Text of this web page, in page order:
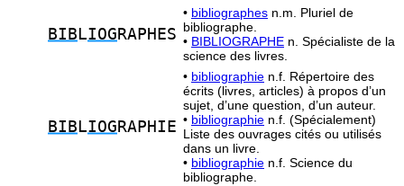
BIB LIOG RAPHES
• bibliographes n.m. Pluriel de
bibliographe.
• BIBLIOGRAPHE n. Spécialiste de la
science des livres.
BIB LIOG RAPHIE
• bibliographie n.f. Répertoire des
écrits (livres, articles) à propos d’un
sujet, d’une question, d’un auteur.
• bibliographie n.f. (Spécialement)
Liste des ouvrages cités ou utilisés
dans un livre.
• bibliographie n.f. Science du
bibliographe.